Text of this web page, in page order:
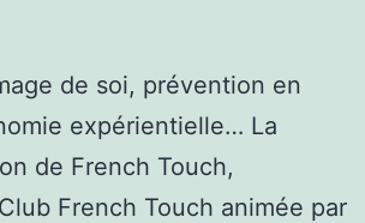
de soi, prévention en
expérientielle… La
de French Touch,
French Touch animée par